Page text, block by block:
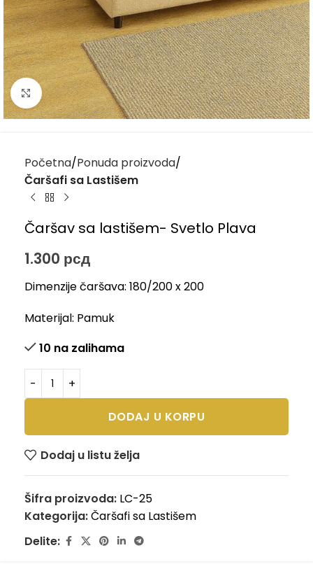
Kliknite za uvećanje
Početna Ponuda proizvoda
Čaršafi sa Lastišem
Čaršav sa lastišem- Svetlo Plava
1.300 рсд
Dimenzije čaršava: 180/200 x 200
Materijal: Pamuk
10 na zalihama
DODAJ U KORPU
Dodaj u listu želja
Šifra proizvoda: LC-25
Kategorija:Čaršafi sa Lastišem
Delite: